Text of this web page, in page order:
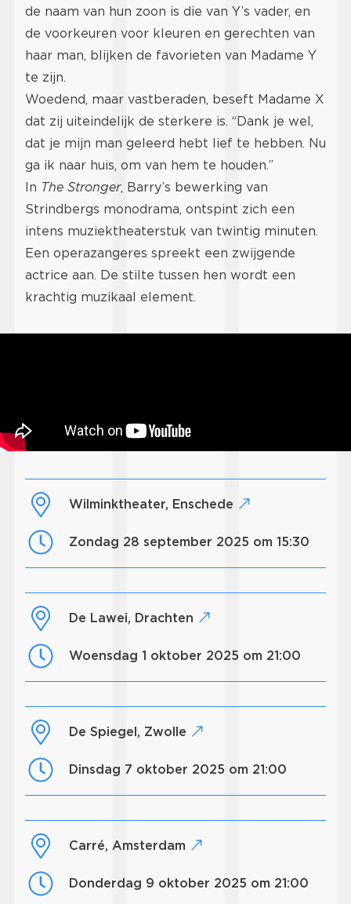
de naam van hun zoon is die van Y’s vader, en
de voorkeuren voor kleuren en gerechten van
haar man, blijken de favorieten van Madame Y
te zijn.
Woedend, maar vastberaden, beseft Madame X
dat zij uiteindelijk de sterkere is. “Dank je wel,
dat je mijn man geleerd hebt lief te hebben. Nu
ga ik naar huis, om van hem te houden.”
In The Stronger, Barry’s bewerking van
Strindbergs monodrama, ontspint zich een
intens muziektheaterstuk van twintig minuten.
Een operazangeres spreekt een zwijgende
actrice aan. De stilte tussen hen wordt een
krachtig muzikaal element.
Wilminktheater, Enschede
zondag 28 september 2025 om 15:30
De Lawei, Drachten
woensdag 1 oktober 2025 om 21:00
De Spiegel, Zwolle
dinsdag 7 oktober 2025 om 21:00
Carré, Amsterdam
donderdag 9 oktober 2025 om 21:00